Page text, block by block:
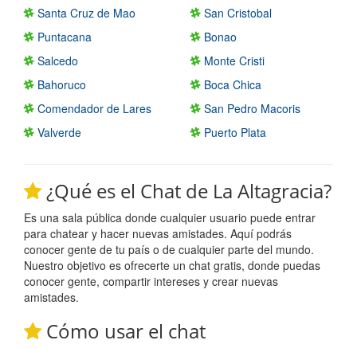
Santa Cruz de Mao
San Cristobal
Puntacana
Bonao
Salcedo
Monte Cristi
Bahoruco
Boca Chica
Comendador de Lares
San Pedro Macoris
Valverde
Puerto Plata
¿Qué es el Chat de La Altagracia?
Es una sala pública donde cualquier usuario puede entrar
para chatear y hacer nuevas amistades. Aquí podrás
conocer gente de tu país o de cualquier parte del mundo.
Nuestro objetivo es ofrecerte un chat gratis, donde puedas
conocer gente, compartir intereses y crear nuevas
amistades.
Cómo usar el chat